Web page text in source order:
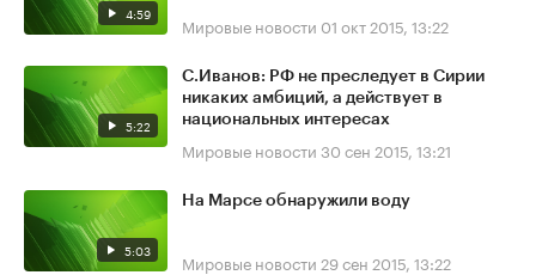
4:59 Мировые новости 01 окт 2015, 13:22
5:22
С.Иванов: РФ не преследует в Сирии
никаких амбиций, а действует в
национальных интересах
Мировые новости 30 сен 2015, 13:21
5:03
На Марсе обнаружили воду
Мировые новости 29 сен 2015, 13:22